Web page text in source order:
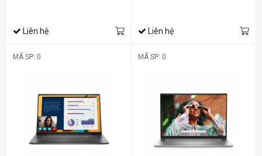
Liên hệ Liên hệ
MÃ SP: 0 MÃ SP: 0